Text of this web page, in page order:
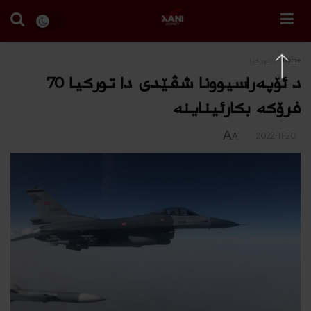
Home توركیا
د ئۆپه‌راسیوونا شڤێدى دا توركیا 70
فرۆكه‌ بكارئیناینه‌
A
A